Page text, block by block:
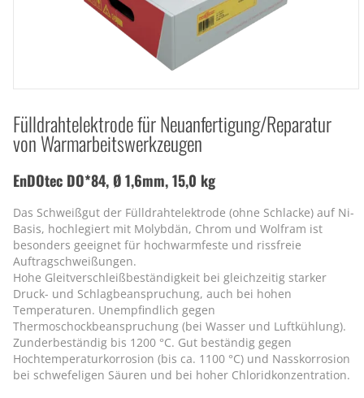
Fülldrahtelektrode für Neuanfertigung/Reparatur
von Warmarbeitswerkzeugen
EnDOtec DO*84, Ø 1,6mm, 15,0 kg
Das Schweißgut der Fülldrahtelektrode (ohne Schlacke) auf Ni-
Basis, hochlegiert mit Molybdän, Chrom und Wolfram ist
besonders geeignet für hochwarmfeste und rissfreie
Auftragschweißungen.
Hohe Gleitverschleißbeständigkeit bei gleichzeitig starker
Druck- und Schlagbeanspruchung, auch bei hohen
Temperaturen. Unempfindlich gegen
Thermoschockbeanspruchung (bei Wasser und Luftkühlung).
Zunderbeständig bis 1200 °C. Gut beständig gegen
Hochtemperaturkorrosion (bis ca. 1100 °C) und Nasskorrosion
bei schwefeligen Säuren und bei hoher Chloridkonzentration.